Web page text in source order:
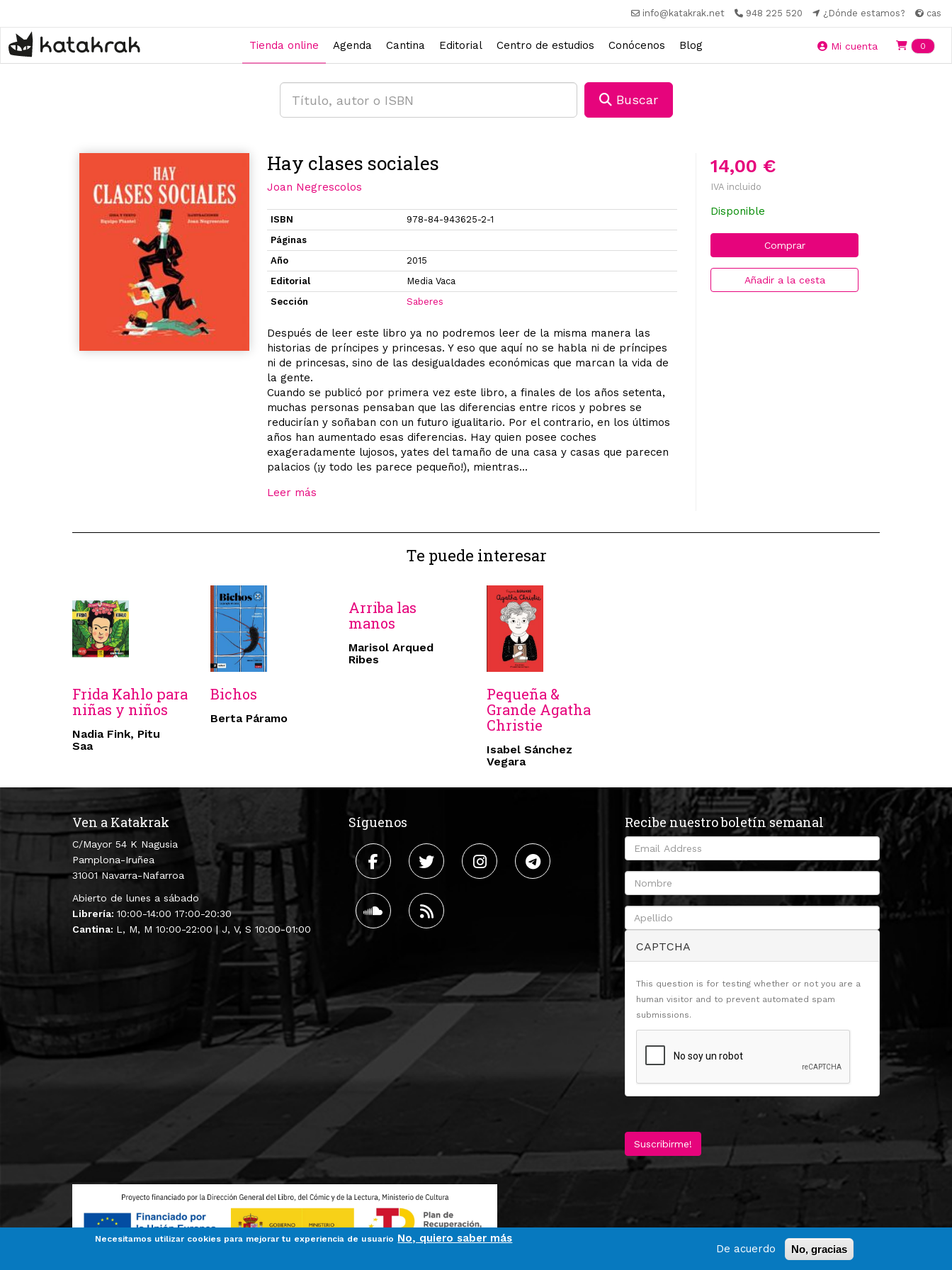
contenido
principal
info@katakrak.net 948 225 520 ¿Dónde estamos? cas
Tienda online Agenda Cantina Editorial Centro de estudios Conócenos Blog Mi cuenta 0
Buscar
14,00 €
IVA incluido
Disponible
Comprar
Añadir a la cesta
Hay clases sociales
Joan Negrescolos
ISBN
978-84-943625-2-1
Páginas
Año
2015
Editorial
Media Vaca
Sección
Saberes
Después de leer este libro ya no podremos leer de la misma manera las
historias de príncipes y princesas. Y eso que aquí no se habla ni de príncipes
ni de princesas, sino de las desigualdades económicas que marcan la vida de
la gente.
Cuando se publicó por primera vez este libro, a finales de los años setenta,
muchas personas pensaban que las diferencias entre ricos y pobres se
reducirían y soñaban con un futuro igualitario. Por el contrario, en los últimos
años han aumentado esas diferencias. Hay quien posee coches
exageradamente lujosos, yates del tamaño de una casa y casas que parecen
palacios (¡y todo les parece pequeño!), mientras...
Leer más
Te puede interesar
Frida Kahlo para
niñas y niños
Nadia Fink, Pitu
Saa
Bichos
Berta Páramo
Arriba las
manos
Marisol Arqued
Ribes
Pequeña &
Grande Agatha
Christie
Isabel Sánchez
Vegara
Ven a Katakrak
C/Mayor 54 K Nagusia
Pamplona-Iruñea
31001 Navarra-Nafarroa
Abierto de lunes a sábado
Librería: 10:00-14:00 17:00-20:30
Cantina: L, M, M 10:00-22:00 | J, V, S 10:00-01:00
Síguenos Recibe nuestro boletín semanal
CAPTCHA
This question is for testing whether or not you are a
human visitor and to prevent automated spam
submissions.
Suscribirme!
Necesitamos utilizar cookies para mejorar tu experiencia de usuario No, quiero saber más
De acuerdo
No, gracias